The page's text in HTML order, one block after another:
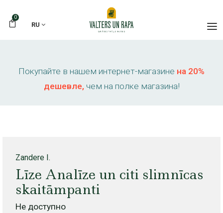
0
RU
Покупайте в нашем интернет-магазине на 20%
дешевле, чем на полке магазина!
Zandere I.
Līze Analīze un citi slimnīcas
skaitāmpanti
Не доступно